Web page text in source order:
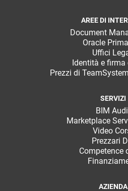
AREE DI
Document
Oracle
Uffici
Identità e
Prezzi di
SERVIZI
BIM
Marketplace
Video
Prezzari
Competence
AZIENDA